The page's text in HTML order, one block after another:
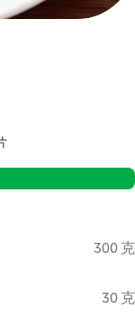
300 克
30 克